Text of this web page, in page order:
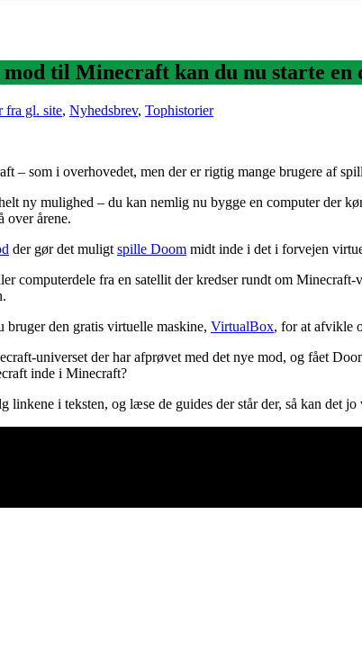
til Minecraft kan du nu starte en
fra gl. site, Nyhedsbrev, Tophistorier
– som i overhovedet, men der er rigtig mange brugere af
ny mulighed – du kan nemlig nu bygge en computer der
over årene.
der gør det muligt spille Doom midt inde i det i forvejen
computerdele fra en satellit der kredser rundt om
den gratis virtuelle maskine, VirtualBox, for at afvikle
universet der har afprøvet med det nye mod, og fået
inde i Minecraft?
linkene i teksten, og læse de guides der står der, så kan det